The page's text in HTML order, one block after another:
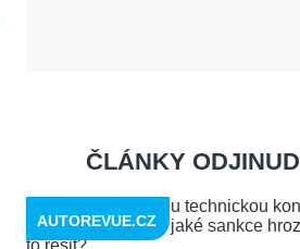
ČLÁNKY ODJINUD
AUTOREVUE.CZ